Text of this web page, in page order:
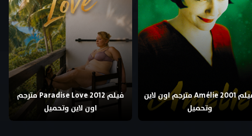
فيلم Amélie 2001 مترجم اون لاين
وتحميل
فيلم Paradise Love 2012 مترجم
اون لاين وتحميل